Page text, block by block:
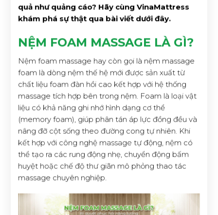
quả như quảng cáo? Hãy cùng VinaMattress
khám phá sự thật qua bài viết dưới đây.
NỆM FOAM MASSAGE LÀ GÌ?
Nệm foam massage hay còn gọi là nệm massage
foam là dòng nệm thế hệ mới được sản xuất từ
chất liệu foam đàn hồi cao kết hợp với hệ thống
massage tích hợp bên trong nệm. Foam là loại vật
liệu có khả năng ghi nhớ hình dạng cơ thể
(memory foam), giúp phân tán áp lực đồng đều và
nâng đỡ cột sống theo đường cong tự nhiên. Khi
kết hợp với công nghệ massage tự động, nệm có
thể tạo ra các rung động nhẹ, chuyển động bấm
huyệt hoặc chế độ thư giãn mô phỏng thao tác
massage chuyên nghiệp.